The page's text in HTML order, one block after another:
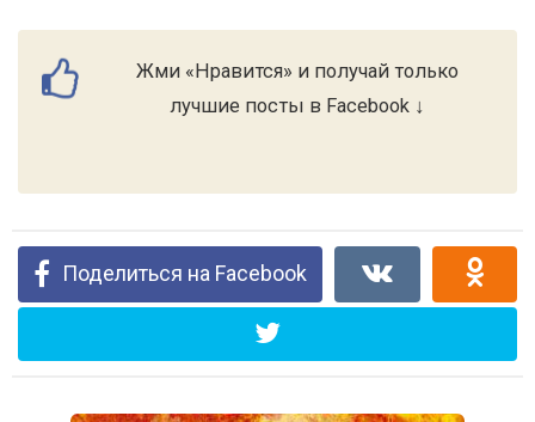
Жми «Нравится» и получай только
лучшие посты в Facebook ↓
Поделиться на Facebook